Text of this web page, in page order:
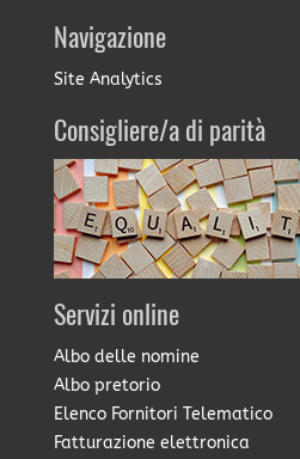
Navigazione
Site Analytics
Consigliere/a di parità
Servizi online
Albo delle nomine
Albo pretorio
Elenco Fornitori Telematico
Fatturazione elettronica